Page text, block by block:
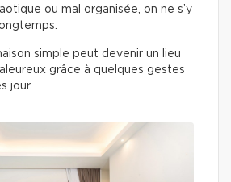
ou mal organisée, on ne s’y
simple peut devenir un lieu
grâce à quelques gestes
jour.